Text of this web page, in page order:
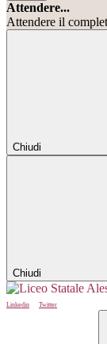
Attendere...
Attendere il
Chiudi
Chiudi
Linkedin
Twitter